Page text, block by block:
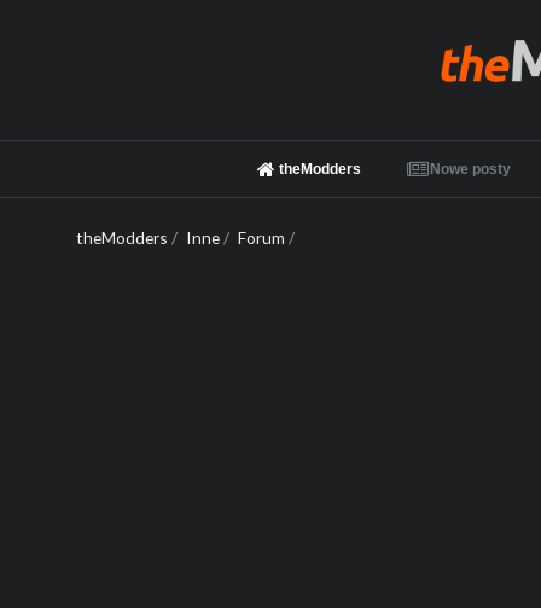
theModders Nowe posty
theModders / Inne/ Forum /